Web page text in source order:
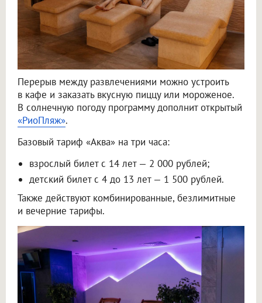
Перерыв между развлечениями можно устроить
в кафе и заказать вкусную пиццу или мороженое.
В солнечную погоду программу дополнит открытый
«РиоПляж».
Базовый тариф «Аква» на три часа:
взрослый билет с 14 лет — 2 000 рублей;
детский билет с 4 до 13 лет — 1 500 рублей.
Также действуют комбинированные, безлимитные
и вечерние тарифы.